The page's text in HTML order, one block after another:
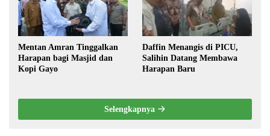
Mentan Amran Tinggalkan
Harapan bagi Masjid dan
Kopi Gayo
Daffin Menangis di PICU,
Salihin Datang Membawa
Harapan Baru
Selengkapnya